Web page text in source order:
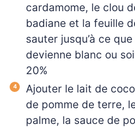
cardamome, le clou
badiane et la feuille
sauter jusqu’à ce
devienne blanc ou
20%
Ajouter le lait de
de pomme de terre,
palme, la sauce de